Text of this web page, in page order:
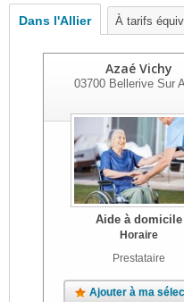
Dans l'Allier À tarifs
Azaé Vichy
03700 Bellerive Sur
Aide à domicile
Horaire
Prestataire
Ajouter à ma